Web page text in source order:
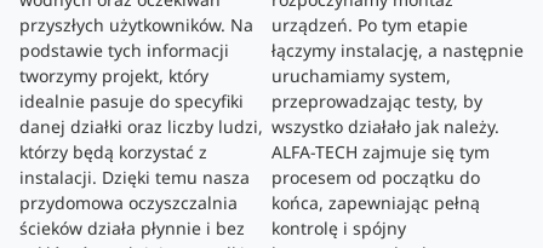
przyszłych użytkowników. Na
podstawie tych informacji
tworzymy projekt, który
idealnie pasuje do specyfiki
danej działki oraz liczby ludzi,
którzy będą korzystać z
instalacji. Dzięki temu nasza
przydomowa oczyszczalnia
ścieków działa płynnie i bez
urządzeń. Po tym etapie
łączymy instalację, a następnie
uruchamiamy system,
przeprowadzając testy, by
wszystko działało jak należy.
ALFA-TECH zajmuje się tym
procesem od początku do
końca, zapewniając pełną
kontrolę i spójny